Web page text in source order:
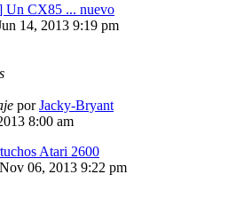
CX85 ... nuevo
14, 2013 9:19 pm
porJacky-Bryant
8:00 am
Atari 2600
06, 2013 9:22 pm